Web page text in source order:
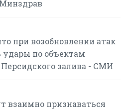
при возобновлении атак
по объектам
залива - СМИ
взаимно признаваться